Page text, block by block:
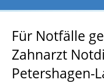
Für Notfälle
Zahnarzt
Petershagen-